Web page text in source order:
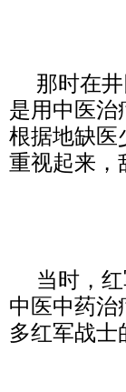
那时在井
是用中医治
根据地缺医
重视起来，
当时，红
中医中药治
多红军战士